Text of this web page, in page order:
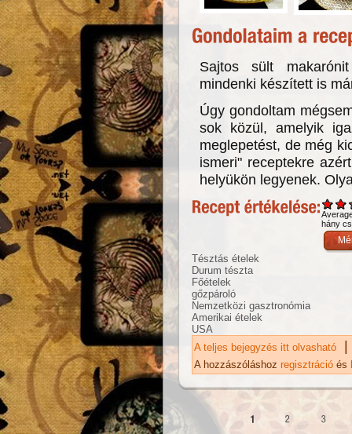
Sajtos sült
mindenki készített is
Úgy gondoltam
sok közül, amelyik
meglepetést, de még
ismeri" receptekre
helyükön legyenek.
hány
Tésztás ételek
Durum tészta
Főételek
gőzpároló
Nemzetközi gasztronómia
Amerikai ételek
USA
A teljes bejegyzés itt olvasható
|
A hozzászóláshoz regisztráció és
Oldalak